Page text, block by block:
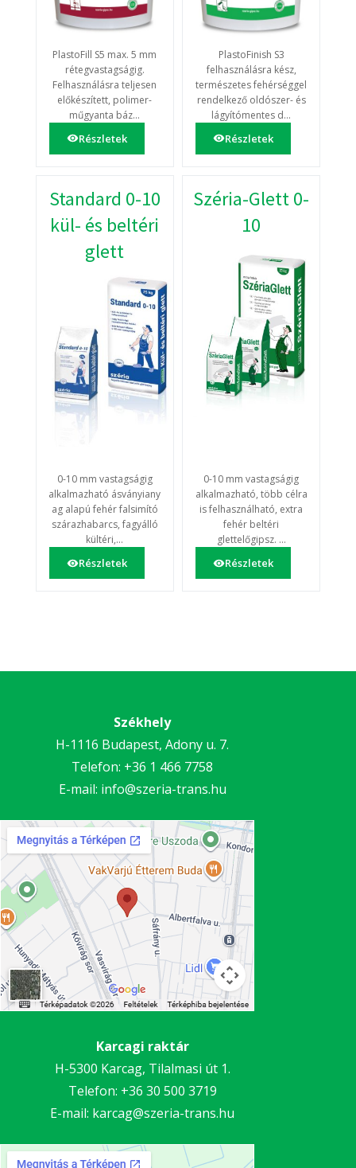
PlastoFill S5 max. 5 mm
rétegvastagságig.
Felhasználásra teljesen
előkészített, polimer-
műgyanta báz...
Részletek
PlastoFinish S3
felhasználásra kész,
természetes fehérséggel
rendelkező oldószer- és
lágyítómentes d...
Részletek
Standard 0-10
kül- és beltéri
glett
0-10 mm vastagságig
alkalmazható ásványiany
ag alapú fehér falsimító
szárazhabarcs, fagyálló
kültéri,...
Részletek
Széria-Glett 0-
10
0-10 mm vastagságig
alkalmazható, több célra
is felhasználható, extra
fehér beltéri
glettelőgipsz. ...
Részletek
Székhely
H-1116 Budapest, Adony u. 7.
Telefon: +36 1 466 7758
E-mail: info@szeria-trans.hu
Karcagi raktár
H-5300 Karcag, Tilalmasi út 1.
Telefon: +36 30 500 3719
E-mail: karcag@szeria-trans.hu